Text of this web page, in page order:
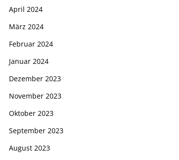
April 2024
März 2024
Februar 2024
Januar 2024
Dezember 2023
November 2023
Oktober 2023
September 2023
August 2023